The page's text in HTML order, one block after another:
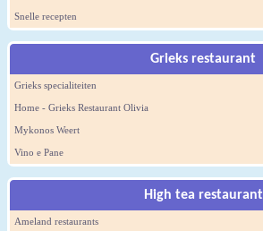
Snelle recepten
Grieks restaurant
Grieks specialiteiten
Home - Grieks Restaurant Olivia
Mykonos Weert
Vino e Pane
High tea restaurant
Ameland restaurants